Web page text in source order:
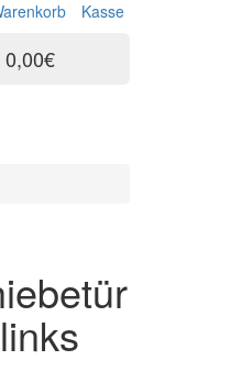
Kasse